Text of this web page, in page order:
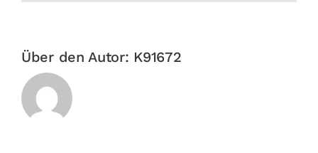
Über den Autor: K91672